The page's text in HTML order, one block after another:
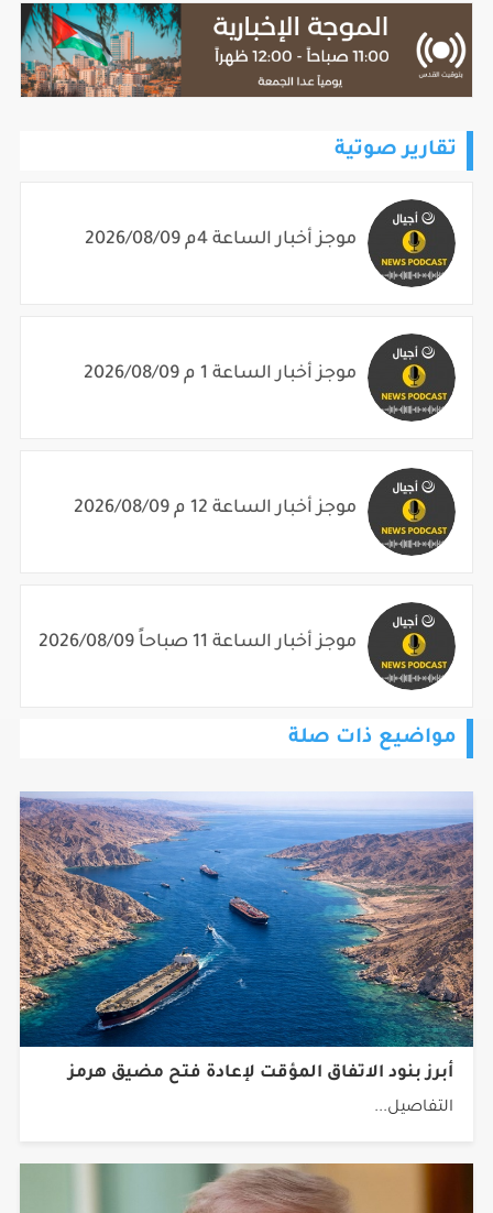
أبرز بنود الاتفاق المؤقت لإعادة فتح مضيق هرمز
التفاصيل...